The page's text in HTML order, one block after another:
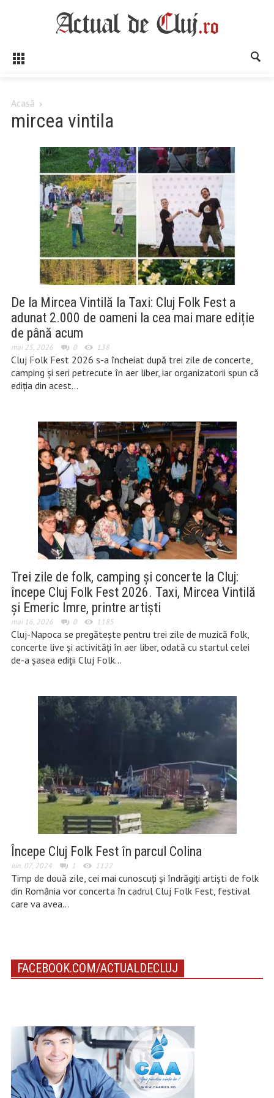
Acasă
mircea vintila
De la Mircea Vintilă la Taxi: Cluj Folk Fest a
adunat 2.000 de oameni la cea mai mare ediție
de până acum
mai 25, 2026 0 138
Cluj Folk Fest 2026 s-a încheiat după trei zile de concerte,
camping și seri petrecute în aer liber, iar organizatorii spun că
ediția din acest…
Trei zile de folk, camping și concerte la Cluj:
începe Cluj Folk Fest 2026. Taxi, Mircea Vintilă
și Emeric Imre, printre artiști
mai 16, 2026 0 1185
Cluj-Napoca se pregătește pentru trei zile de muzică folk,
concerte live și activități în aer liber, odată cu startul celei
de-a șasea ediții Cluj Folk…
Începe Cluj Folk Fest în parcul Colina
iun. 07, 2024 1 1122
Timp de două zile, cei mai cunoscuți și îndrăgiți artiști de folk
din România vor concerta în cadrul Cluj Folk Fest, festival
care va avea…
FACEBOOK.COM/ACTUALDECLUJ